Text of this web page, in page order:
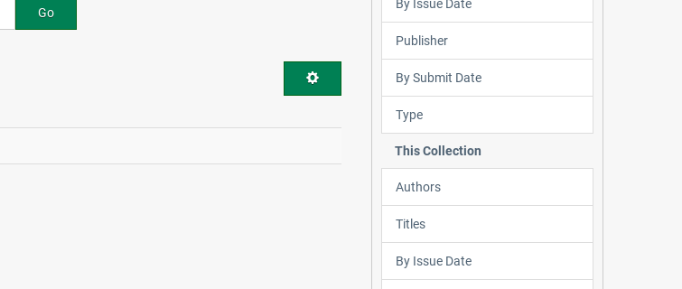
Go
By Issue Date
Publisher
By Submit Date
Type
This Collection
Authors
Titles
By Issue Date